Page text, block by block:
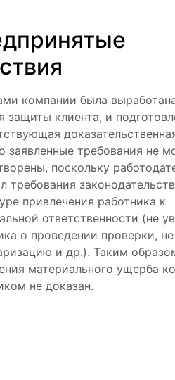
компании была
защиты клиента, и
заявленные требования не
поскольку
требования
привлечения работника к
ответственности (не
о проведении проверки,
и др.). Таким
материального ущерба
не доказан.